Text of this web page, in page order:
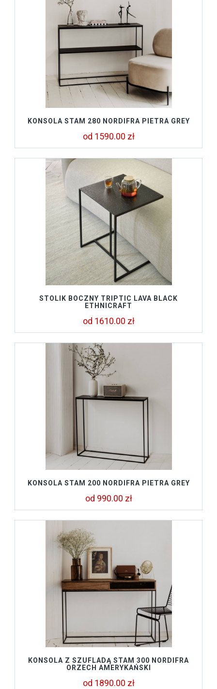
KONSOLA STAM 280 NORDIFRA PIETRA GREY
od 1590.00 zł
STOLIK BOCZNY TRIPTIC LAVA BLACK
ETHNICRAFT
od 1610.00 zł
KONSOLA STAM 200 NORDIFRA PIETRA GREY
od 990.00 zł
KONSOLA Z SZUFLADĄ STAM 300 NORDIFRA
ORZECH AMERYKAŃSKI
od 1890.00 zł